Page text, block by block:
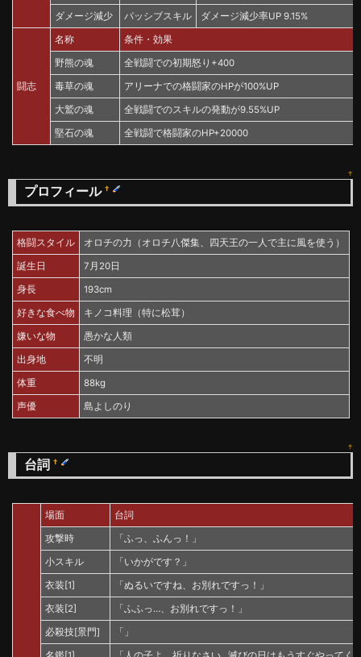
ダメージ減少 パッシブスキル ダメージ減少率UP 9.15%
闘志
名称 条件・効果
野熊の魂 全戦闘での初期怒り+400
毒草の魂 アリーナでの格闘家のHPが100%UP
大鷲の魂 全戦闘でのスキルの発動が9.55%UP
堅石の魂 全戦闘で格闘家のHP+20000
↑
プロフィール †
格闘スタイル オロチの力（オロチ八傑集、四天王の一人で主に風を使う）
誕生日 7月20日
身長 193cm
好きな食べ物 キノコ料理（特に松茸）
嫌いな物 愚かな人類
出身地 不明
体重 88kg
声優 島よしのり
↑
台詞 †
場面 台詞
攻撃時 「ふっ、ふんっ！」
小スキル 「いかがです？」
衣装[1] 「ぬるいですね、お別れですっ！」
衣装[2] 「ふふっ…、お別れですっ！」
必殺技[景門] 「」